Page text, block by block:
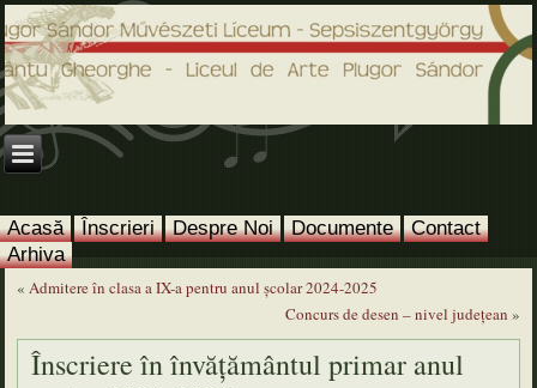
Acasă Înscrieri Despre Noi Documente
Contact
Arhiva
«Admitere în clasa a IX-a pentru anul şcolar 2024-2025
Concurs de desen – nivel judeţean »
Înscriere în învățământul primar anul